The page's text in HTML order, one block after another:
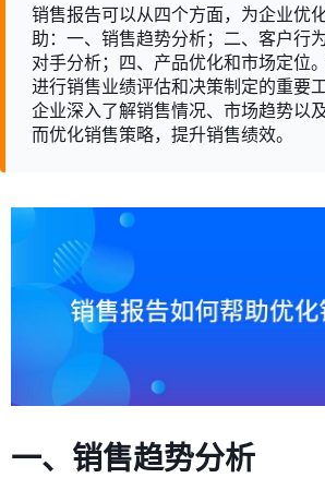
销售报告可以从四个方面，为企业优
助：一、销售趋势分析；二、客户行
对手分析；四、产品优化和市场定位
进行销售业绩评估和决策制定的重要
企业深入了解销售情况、市场趋势以
而优化销售策略，提升销售绩效。
一、销售趋势分析